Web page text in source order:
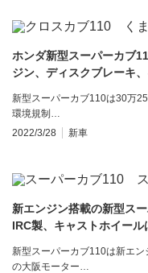
ホンダ新型スーパーカブ
ジン、ディスクブレーキ
新型スーパーカブ110は30万
環境規制…
2022/3/28
新車
新エンジン搭載の新型ス
IRC製、キャストホイール
新型スーパーカブ110は新エ
の大阪モーター…